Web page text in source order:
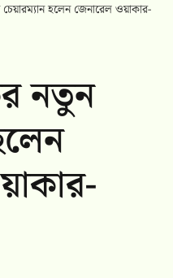
চেয়ারম্যান হলেন জেনারেল ওয়াকার-
নতুন